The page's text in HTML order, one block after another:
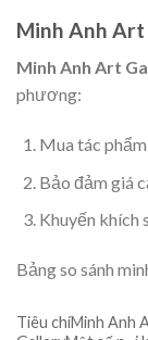
Minh Anh
Minh Anh Art
phương:
Mua tác
Bảo đảm giá
Khuyến khích
Bảng so sánh
Tiêu chíMinh Anh